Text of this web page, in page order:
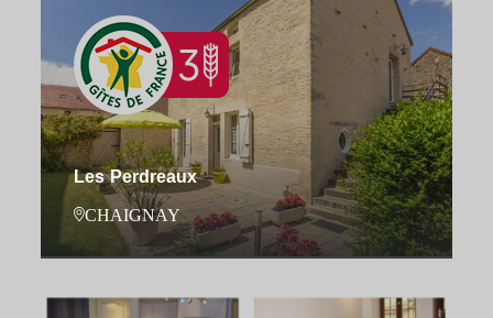
Les Perdreaux
CHAIGNAY